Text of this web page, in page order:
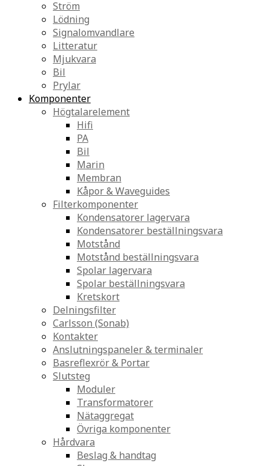
Ström
Lödning
Signalomvandlare
Litteratur
Mjukvara
Bil
Prylar
Komponenter
Högtalarelement
Hifi
PA
Bil
Marin
Membran
Kåpor & Waveguides
Filterkomponenter
Kondensatorer lagervara
Kondensatorer beställningsvara
Motstånd
Motstånd beställningsvara
Spolar lagervara
Spolar beställningsvara
Kretskort
Delningsfilter
Carlsson (Sonab)
Kontakter
Anslutningspaneler & terminaler
Basreflexrör & Portar
Slutsteg
Moduler
Transformatorer
Nätaggregat
Övriga komponenter
Hårdvara
Beslag & handtag